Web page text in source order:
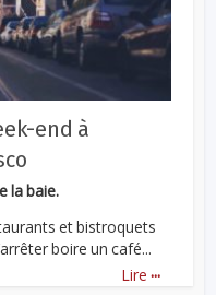
end à
la baie.
et bistroquets
boire un café...
Lire ...